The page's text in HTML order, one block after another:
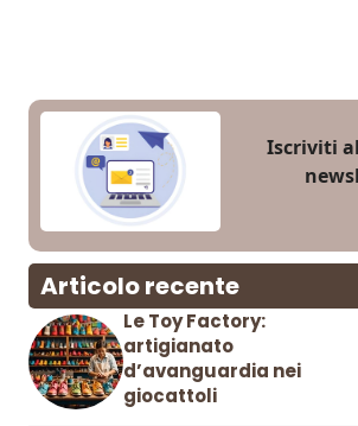
Iscriviti
Articolo recente
Le Toy Factory:
artigianato
d’avanguardia nei
giocattoli